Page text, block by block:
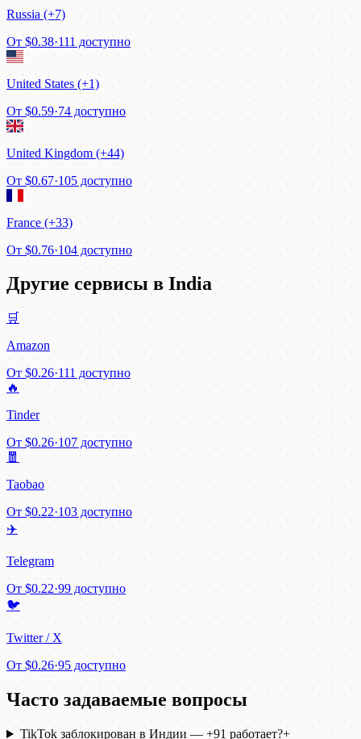
Russia (+7)
От $0.38·111 доступно
United States (+1)
От $0.59·74 доступно
United Kingdom (+44)
От $0.67·105 доступно
France (+33)
От $0.76·104 доступно
Другие сервисы в India
🛒
Amazon
От $0.26·111 доступно
🔥
Tinder
От $0.26·107 доступно
🧧
Taobao
От $0.22·103 доступно
✈️
Telegram
От $0.22·99 доступно
🐦
Twitter / X
От $0.26·95 доступно
Часто задаваемые вопросы
TikTok заблокирован в Индии — +91 работает?+